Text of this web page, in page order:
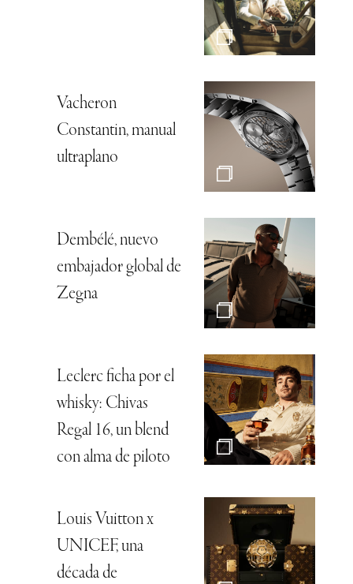
Vacheron
Constantin, manual
ultraplano
Dembélé, nuevo
embajador global de
Zegna
Leclerc ficha por el
whisky: Chivas
Regal 16, un blend
con alma de piloto
Louis Vuitton x
UNICEF, una
década de